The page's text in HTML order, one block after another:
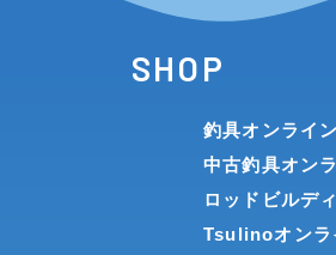
SHOP
釣具オンライ
中古釣具オン
ロッドビルデ
Tsulinoオンラ